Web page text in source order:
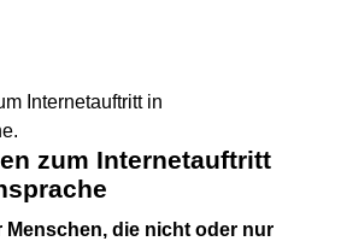
Internetauftritt in
zum Internetauftritt
Menschen, die nicht oder nur